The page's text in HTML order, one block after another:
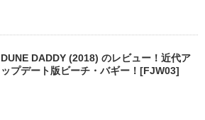
DUNE DADDY (2018) のレビュー！近代ア
ップデート版ビーチ・バギー！[FJW03]